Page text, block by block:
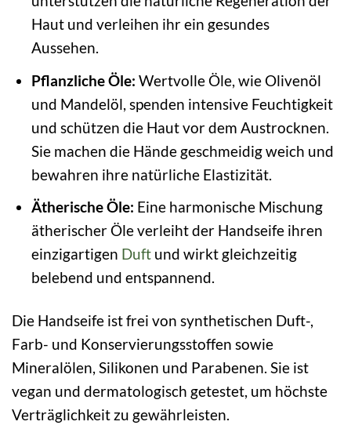
Haut und verleihen ihr ein gesundes
Aussehen.
Pflanzliche Öle: Wertvolle Öle, wie Olivenöl
und Mandelöl, spenden intensive Feuchtigkeit
und schützen die Haut vor dem Austrocknen.
Sie machen die Hände geschmeidig weich und
bewahren ihre natürliche Elastizität.
Ätherische Öle: Eine harmonische Mischung
ätherischer Öle verleiht der Handseife ihren
einzigartigen Duftund wirkt gleichzeitig
belebend und entspannend.
Die Handseife ist frei von synthetischen Duft-,
Farb- und Konservierungsstoffen sowie
Mineralölen, Silikonen und Parabenen. Sie ist
vegan und dermatologisch getestet, um höchste
Verträglichkeit zu gewährleisten.